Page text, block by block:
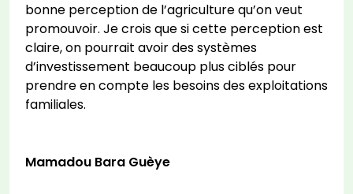
bonne perception de l’agriculture qu’on veut
promouvoir. Je crois que si cette perception est
claire, on pourrait avoir des systèmes
d’investissement beaucoup plus ciblés pour
prendre en compte les besoins des exploitations
familiales.
Mamadou Bara Guèye